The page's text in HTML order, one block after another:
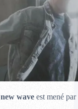
new waveest mené par